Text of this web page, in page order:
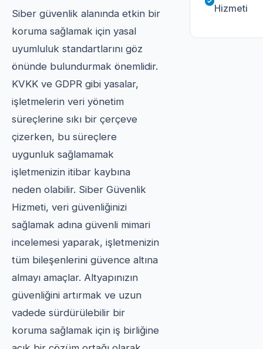
Siber güvenlik alanında etkin bir
koruma sağlamak için yasal
uyumluluk standartlarını göz
önünde bulundurmak önemlidir.
KVKK ve GDPR gibi yasalar,
işletmelerin veri yönetim
süreçlerine sıkı bir çerçeve
çizerken, bu süreçlere
uygunluk sağlamamak
işletmenizin itibar kaybına
neden olabilir. Siber Güvenlik
Hizmeti, veri güvenliğinizi
sağlamak adına güvenli mimari
incelemesi yaparak, işletmenizin
tüm bileşenlerini güvence altına
almayı amaçlar. Altyapınızın
güvenliğini artırmak ve uzun
vadede sürdürülebilir bir
koruma sağlamak için iş birliğine
Hizmeti